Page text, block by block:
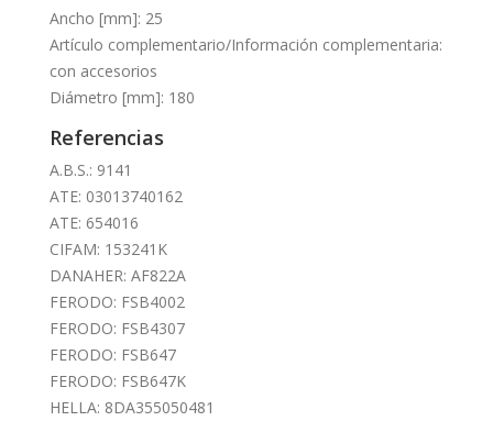
Ancho [mm]: 25
Artículo complementario/Información complementaria:
con accesorios
Diámetro [mm]: 180
Referencias
A.B.S.: 9141
ATE: 03013740162
ATE: 654016
CIFAM: 153241K
DANAHER: AF822A
FERODO: FSB4002
FERODO: FSB4307
FERODO: FSB647
FERODO: FSB647K
HELLA: 8DA355050481